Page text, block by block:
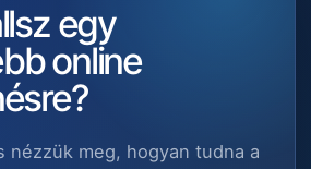
egy
online
nézzük meg, hogyan tudna a